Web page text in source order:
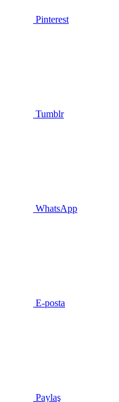
Pinterest
Tumblr
WhatsApp
E-posta
Paylaş